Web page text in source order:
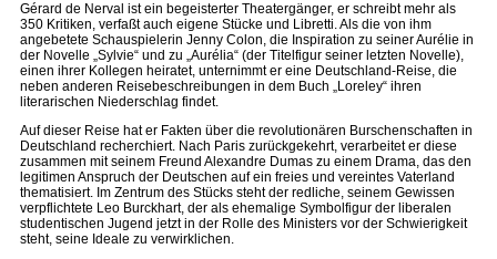
Gérard de Nerval ist ein begeisterter Theatergänger, er schreibt mehr als
350 Kritiken, verfaßt auch eigene Stücke und Libretti. Als die von ihm
angebetete Schauspielerin Jenny Colon, die Inspiration zu seiner Aurélie in
der Novelle „Sylvie“ und zu „Aurélia“ (der Titelfigur seiner letzten Novelle),
einen ihrer Kollegen heiratet, unternimmt er eine Deutschland-Reise, die
neben anderen Reisebeschreibungen in dem Buch „Loreley“ ihren
literarischen Niederschlag findet.
Auf dieser Reise hat er Fakten über die revolutionären Burschenschaften in
Deutschland recherchiert. Nach Paris zurückgekehrt, verarbeitet er diese
zusammen mit seinem Freund Alexandre Dumas zu einem Drama, das den
legitimen Anspruch der Deutschen auf ein freies und vereintes Vaterland
thematisiert. Im Zentrum des Stücks steht der redliche, seinem Gewissen
verpflichtete Leo Burckhart, der als ehemalige Symbolfigur der liberalen
studentischen Jugend jetzt in der Rolle des Ministers vor der Schwierigkeit
steht, seine Ideale zu verwirklichen.